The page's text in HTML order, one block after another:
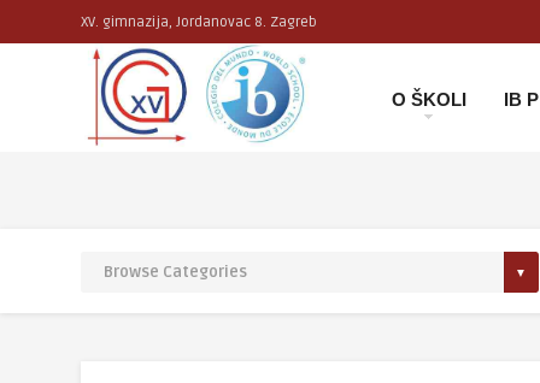
XV. gimnazija, Jordanovac 8. Zagreb
O ŠKOLI IB